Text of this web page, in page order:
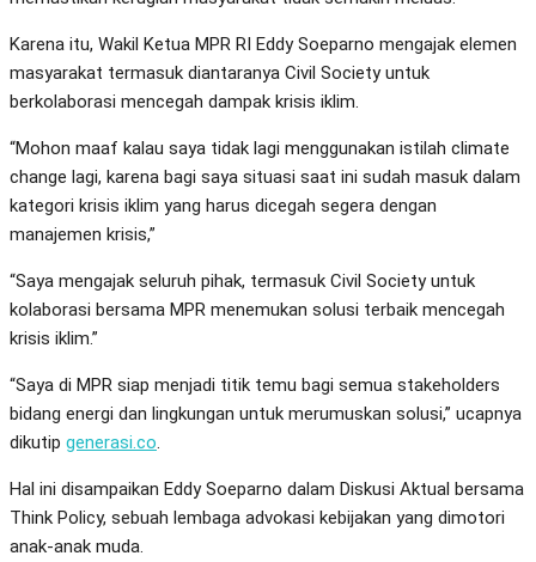
Karena itu, Wakil Ketua MPR RI Eddy Soeparno mengajak elemen
masyarakat termasuk diantaranya Civil Society untuk
berkolaborasi mencegah dampak krisis iklim.
“Mohon maaf kalau saya tidak lagi menggunakan istilah climate
change lagi, karena bagi saya situasi saat ini sudah masuk dalam
kategori krisis iklim yang harus dicegah segera dengan
manajemen krisis,”
“Saya mengajak seluruh pihak, termasuk Civil Society untuk
kolaborasi bersama MPR menemukan solusi terbaik mencegah
krisis iklim.”
“Saya di MPR siap menjadi titik temu bagi semua stakeholders
bidang energi dan lingkungan untuk merumuskan solusi,” ucapnya
dikutip generasi.co.
Hal ini disampaikan Eddy Soeparno dalam Diskusi Aktual bersama
Think Policy, sebuah lembaga advokasi kebijakan yang dimotori
anak-anak muda.